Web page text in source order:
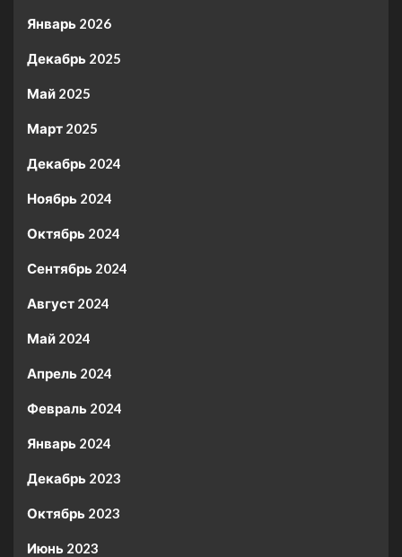
Январь 2026
Декабрь 2025
Май 2025
Март 2025
Декабрь 2024
Ноябрь 2024
Октябрь 2024
Сентябрь 2024
Август 2024
Май 2024
Апрель 2024
Февраль 2024
Январь 2024
Декабрь 2023
Октябрь 2023
Июнь 2023